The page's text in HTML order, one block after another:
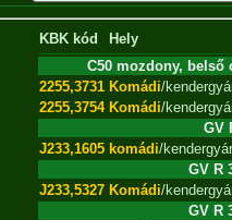
KBK kód
Hely
C50 mozdony, belső
2255,3731 Komádi/
2255,3754 Komádi/
GV
J233,1605 komádi/kendergyár
GV R
J233,5327 Komádi/
GV R